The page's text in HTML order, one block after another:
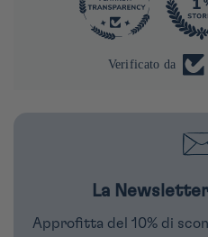
Verificato da
La
Approfitta del 10% di